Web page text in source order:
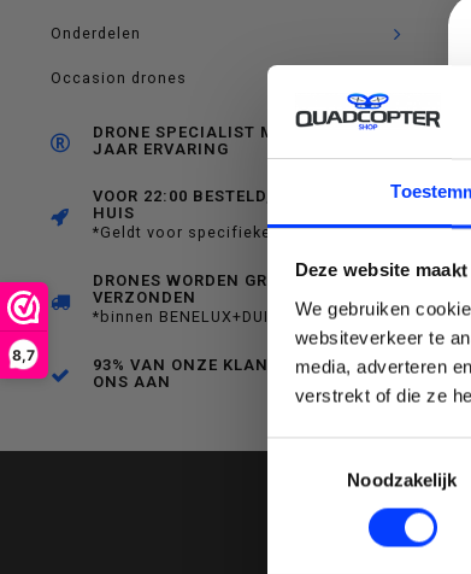
Deze website
We gebruiken
websiteverkeer te
media, adverteren
verstrekt of die ze
Toestemmingsselectie
Noodzakelijk
8,7
een
Onderdelen
Occasion drones
DRONE SPECIALIST MET RUIM 10
JAAR ERVARING
VOOR 22:00 BESTELD, MORGEN IN
HUIS
*Geldt voor specifieke producten
DRONES WORDEN GRATIS
VERZONDEN
*binnen BENELUX+DUITSLAND
93% VAN ONZE KLANTEN BEVEELT
ONS AAN